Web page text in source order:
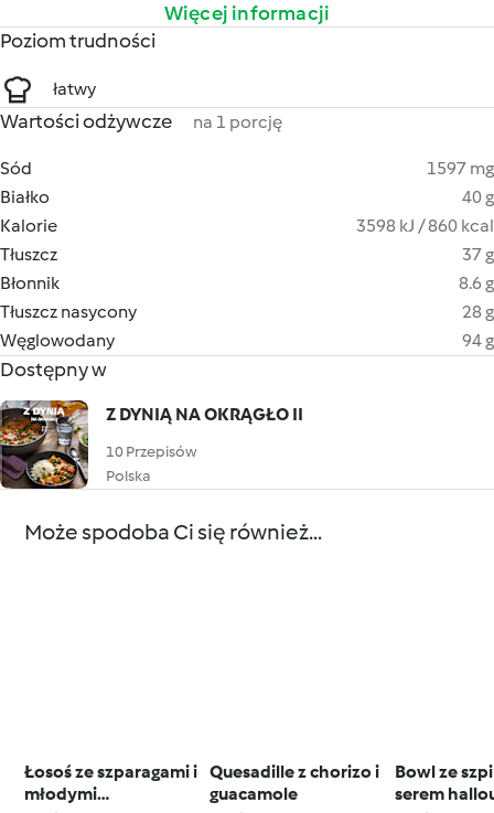
Więcej informacji
Poziom trudności
łatwy
Wartości odżywcze na 1 porcję
Sód
1597 mg
Białko
40 g
Kalorie
3598 kJ / 860 kcal
Tłuszcz
37 g
Błonnik
8.6 g
Tłuszcz nasycony
28 g
Węglowodany
94 g
Dostępny w
Z DYNIĄ NA OKRĄGŁO II
10 Przepisów
Polska
Może spodoba Ci się również...
Łosoś ze szparagami i
młodymi
Quesadille z chorizo i
guacamole
Bowl ze
serem